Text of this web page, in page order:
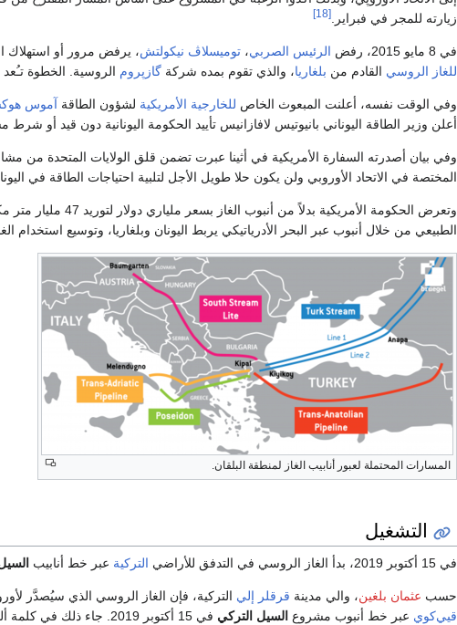
زيارته للمجر في فبراير.
[18]
في 8 مايو 2015، رفض الرئيس الصربي، توميسلاڤ نيكولتش، يرفض مرور أو استهلاك
للغاز الروسي القادم من بلغاريا، والذي تقوم بمده شركة گازپروم الروسية. الخطوة تـُعد
وفي الوقت نفسه، أعلنت المبعوث الخاص للخارجية الأمريكية لشؤون الطاقة آموس
أعلن وزير الطاقة اليوناني بانيوتيس لافازانيس تأييد الحكومة اليونانية دون قيد أو شرط
وفي بيان أصدرته السفارة الأمريكية في أثينا عبرت تضمن قلق الولايات المتحدة من
المختصة في الاتحاد الأوروبي ولن يكون حلا طويل الأجل لتلبية احتياجات الطاقة في
وتعرض الحكومة
الطبيعي من خلال أنبوب عبر البحر الأدرياتيكي يربط اليونان وبلغاريا، وتوسيع استخدام
المسارات المحتملة لعبور أنابيب الغاز لمنطقة البلقان.
التشغيل
في 15 أكتوبر 2019، بدأ الغاز الروسي في التدفق للأراضي التركية عبر خط أنابيب
حسب عثمان بلغين، والي مدينة قرقلر إلي التركية، فإن الغاز الروسي الذي سيُصدَّر
قيي‌كوي عبر خط أنبوب مشروع السيل التركي
في 15 أكتوبر 2019. جاء ذلك في